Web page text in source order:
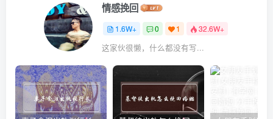
情感挽回
1.6W+ 0 1 32.6W+
这家伙很懒，什么都没有写...